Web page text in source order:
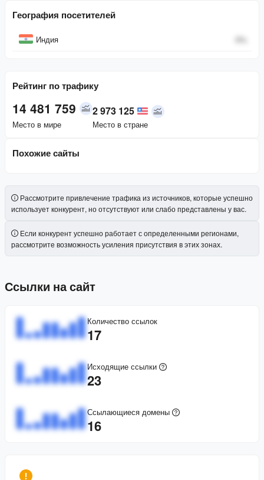
География посетителей
СтранаИндия 0%
Рейтинг по трафику
14 481 759
Место в мире
2 973 125
Место в стране
Похожие сайты
Рассмотрите привлечение трафика из источников, которые успешно
использует конкурент, но отсутствуют или слабо представлены у вас.
Если конкурент успешно работает с определенными регионами,
рассмотрите возможность усиления присутствия в этих зонах.
Ссылки на сайт
Количество ссылок
17
Исходящие ссылки
23
Ссылающиеся домены
16